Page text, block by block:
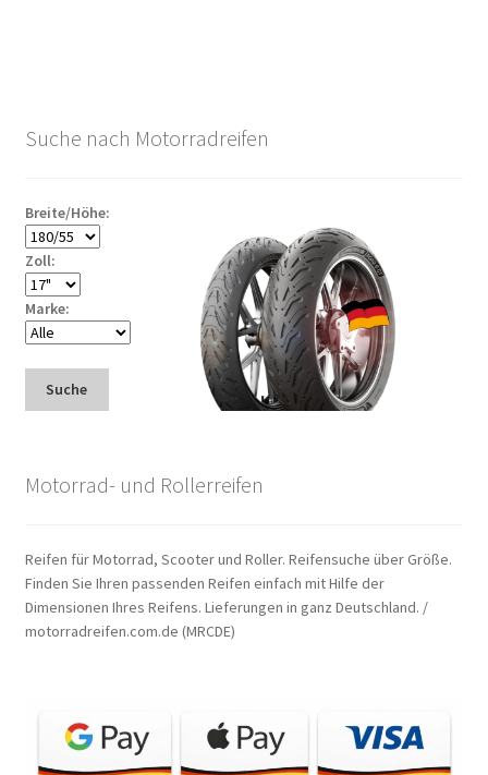
Suche nach Motorradreifen
Breite/Höhe:
Zoll:
Marke:
Suche
Motorrad- und Rollerreifen
Reifen für Motorrad, Scooter und Roller. Reifensuche über Größe.
Finden Sie Ihren passenden Reifen einfach mit Hilfe der
Dimensionen Ihres Reifens. Lieferungen in ganz Deutschland. /
motorradreifen.com.de (MRCDE)